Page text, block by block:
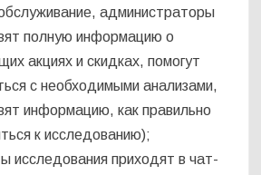
администраторы
полную информацию о
акциях и скидках, помогут
с необходимыми анализами,
информацию, как правильно
к исследованию);
исследования приходят в чат-